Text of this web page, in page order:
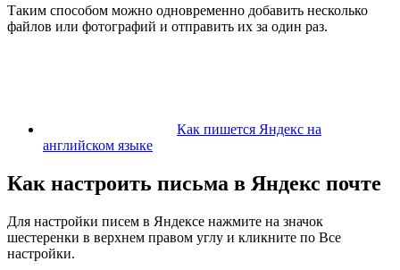
Таким способом можно одновременно добавить несколько
файлов или фотографий и отправить их за один раз.
Как пишется Яндекс на
английском языке
Как настроить письма в Яндекс почте
Для настройки писем в Яндексе нажмите на значок
шестеренки в верхнем правом углу и кликните по Все
настройки.